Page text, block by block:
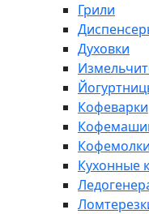
Грили
Духовки
Кофеварки
Кофемолки
Кухонные